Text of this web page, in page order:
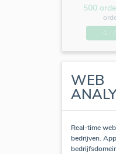
500
WEB
Real-time
bedrijven.